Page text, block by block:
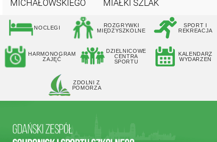
MICHAŁOWSKIEGO MIAŁKI SZLAK
NOCLEGI
ROZGRYWKI
MIĘDZYSZKOLNE
SPORT I
REKREACJA
HARMONOGRAM
ZAJĘĆ
DZIELNICOWE
CENTRA
SPORTU
KALENDARZ
WYDARZEŃ
ZDOLNI Z
POMORZA